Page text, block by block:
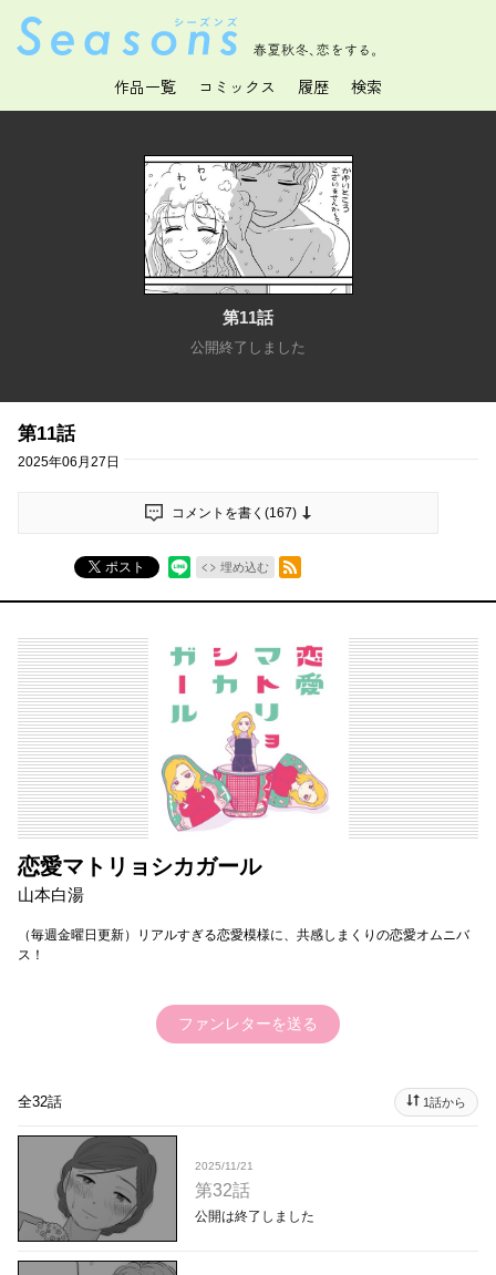
春夏秋冬、恋をする。
作品一覧 コミックス 履歴 検索
第11話
公開終了しました
第11話
2025年06月27日
コメントを書く(167)
ポスト 埋め込む
RSSフィード
恋愛マトリョシカガール
山本白湯
（毎週金曜日更新）リアルすぎる恋愛模様に、共感しまくりの恋愛オムニバ
ス！
ファンレターを送る
全32話 1話から
2025/11/21
第32話
公開は終了しました